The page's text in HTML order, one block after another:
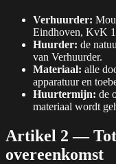
Verhuurder:
Eindhoven, KvK
Huurder: de
van Verhuurder.
Materiaal: alle
apparatuur en
Huurtermijn: de
materiaal wordt
Artikel 2 —
overeenkomst